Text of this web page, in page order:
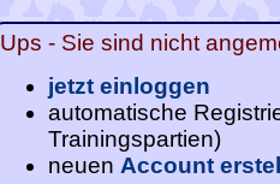
Ups - Sie sind nicht
jetzt einloggen
automatische
Trainingspartien)
neuen Account